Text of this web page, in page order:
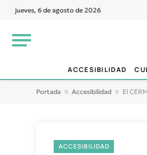
jueves, 6 de agosto de 2026
ACCESIBILIDAD
Portada » Accesibilidad » El
ACCESIBILIDAD